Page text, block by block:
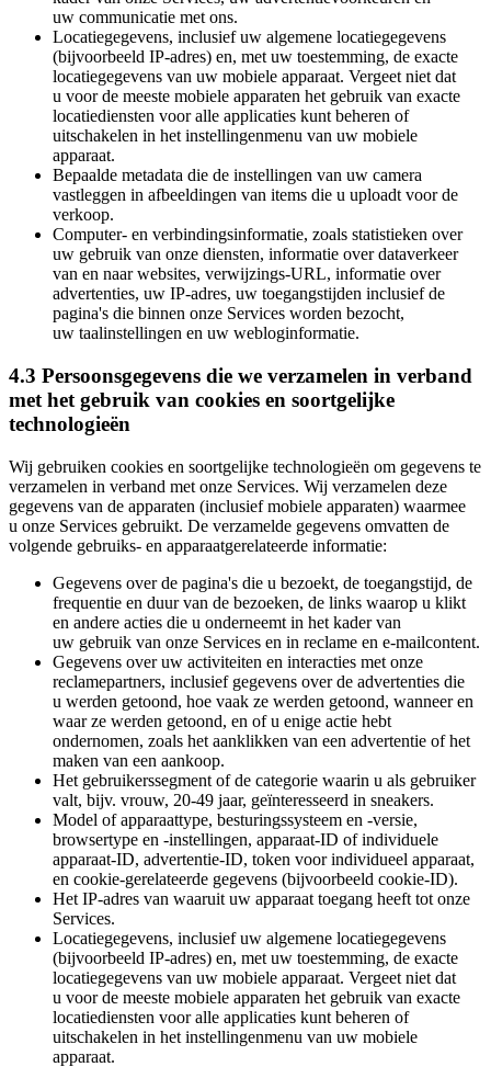
uw communicatie met ons.
Locatiegegevens, inclusief uw algemene locatiegegevens
(bijvoorbeeld IP-adres) en, met uw toestemming, de exacte
locatiegegevens van uw mobiele apparaat. Vergeet niet dat
u voor de meeste mobiele apparaten het gebruik van exacte
locatiediensten voor alle applicaties kunt beheren of
uitschakelen in het instellingenmenu van uw mobiele
apparaat.
Bepaalde metadata die de instellingen van uw camera
vastleggen in afbeeldingen van items die u uploadt voor de
verkoop.
Computer- en verbindingsinformatie, zoals statistieken over
uw gebruik van onze diensten, informatie over dataverkeer
van en naar websites, verwijzings-URL, informatie over
advertenties, uw IP-adres, uw toegangstijden inclusief de
pagina's die binnen onze Services worden bezocht,
uw taalinstellingen en uw webloginformatie.
4.3 Persoonsgegevens die we verzamelen in verband
met het gebruik van cookies en soortgelijke
technologieën
Wij gebruiken cookies en soortgelijke technologieën om gegevens te
verzamelen in verband met onze Services. Wij verzamelen deze
gegevens van de apparaten (inclusief mobiele apparaten) waarmee
u onze Services gebruikt. De verzamelde gegevens omvatten de
volgende gebruiks- en apparaatgerelateerde informatie:
Gegevens over de pagina's die u bezoekt, de toegangstijd, de
frequentie en duur van de bezoeken, de links waarop u klikt
en andere acties die u onderneemt in het kader van
uw gebruik van onze Services en in reclame en e-mailcontent.
Gegevens over uw activiteiten en interacties met onze
reclamepartners, inclusief gegevens over de advertenties die
u werden getoond, hoe vaak ze werden getoond, wanneer en
waar ze werden getoond, en of u enige actie hebt
ondernomen, zoals het aanklikken van een advertentie of het
maken van een aankoop.
Het gebruikerssegment of de categorie waarin u als gebruiker
valt, bijv. vrouw, 20-49 jaar, geïnteresseerd in sneakers.
Model of apparaattype, besturingssysteem en -versie,
browsertype en -instellingen, apparaat-ID of individuele
apparaat-ID, advertentie-ID, token voor individueel apparaat,
en cookie-gerelateerde gegevens (bijvoorbeeld cookie-ID).
Het IP-adres van waaruit uw apparaat toegang heeft tot onze
Services.
Locatiegegevens, inclusief uw algemene locatiegegevens
(bijvoorbeeld IP-adres) en, met uw toestemming, de exacte
locatiegegevens van uw mobiele apparaat. Vergeet niet dat
u voor de meeste mobiele apparaten het gebruik van exacte
locatiediensten voor alle applicaties kunt beheren of
uitschakelen in het instellingenmenu van uw mobiele
apparaat.